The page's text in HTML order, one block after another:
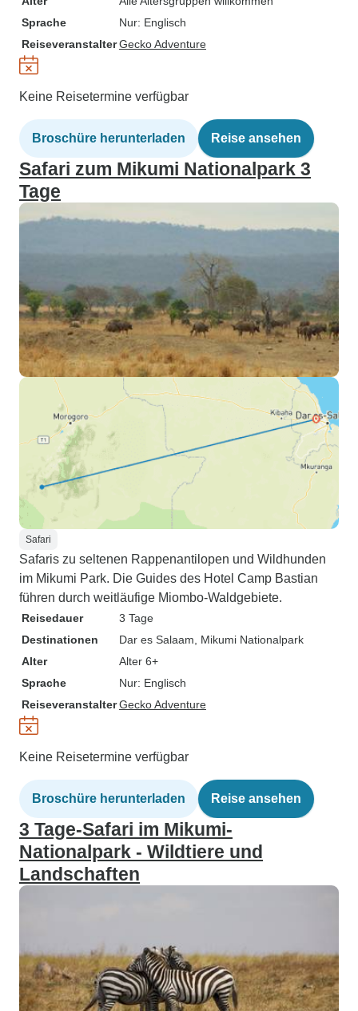
Sprache
Nur: Englisch
ReiseveranstalterGecko Adventure
Keine Reisetermine verfügbar
Broschüre herunterladen Reise ansehen
Safari zum Mikumi Nationalpark 3
Tage
Safari
Safaris zu seltenen Rappenantilopen und Wildhunden
im Mikumi Park. Die Guides des Hotel Camp Bastian
führen durch weitläufige Miombo-Waldgebiete.
Reisedauer
3 Tage
Destinationen
Dar es Salaam , Mikumi Nationalpark
Alter
Alter 6+
Sprache
Nur: Englisch
ReiseveranstalterGecko Adventure
Keine Reisetermine verfügbar
Broschüre herunterladen Reise ansehen
3 Tage-Safari im Mikumi-
Nationalpark - Wildtiere und
Landschaften